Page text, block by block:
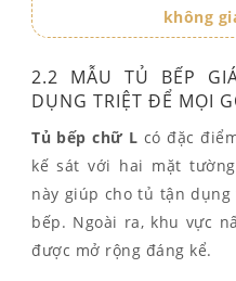
không
2.2 MẪU TỦ BẾP
DỤNG TRIỆT ĐỂ MỌI
Tủ bếp chữ L có đặc
kế sát với hai mặt
này giúp cho tủ tận
bếp. Ngoài ra, khu vực
được mở rộng đáng kể.